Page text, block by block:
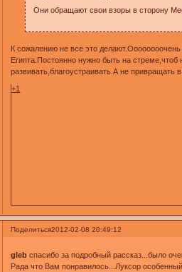
Они обращают свои взоры в сторону
К сожалению не все это
Египта.Постоянно нужно быть на
развивать,благоустраивать.А не
+1
Поделиться2012-02-08 20:49:12
gleb спасибо за подробный рассказ...было
Рада что Вам понравилось...Луксор